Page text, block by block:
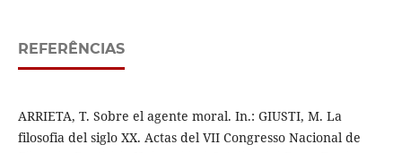
REFERÊNCIAS
ARRIETA, T. Sobre el agente moral. In.: GIUSTI, M. La
filosofia del siglo XX. Actas del VII Congresso Nacional de